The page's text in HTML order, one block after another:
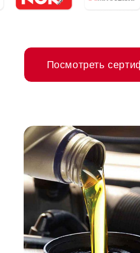
Посмотреть